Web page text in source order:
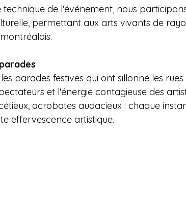
de l'événement, nous
permettant aux arts vivants de
parades festives qui ont sillonné les
et l'énergie contagieuse des
acrobates audacieux : chaque
effervescence artistique.